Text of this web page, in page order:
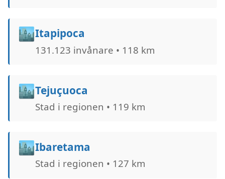
🏙️Itapipoca
131.123 invånare • 118 km
🏙️Tejuçuoca
Stad i regionen • 119 km
🏙️Ibaretama
Stad i regionen • 127 km